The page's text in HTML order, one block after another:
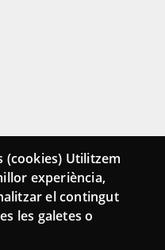
(cookies) Utilitzem
experiència,
el contingut
les galetes o